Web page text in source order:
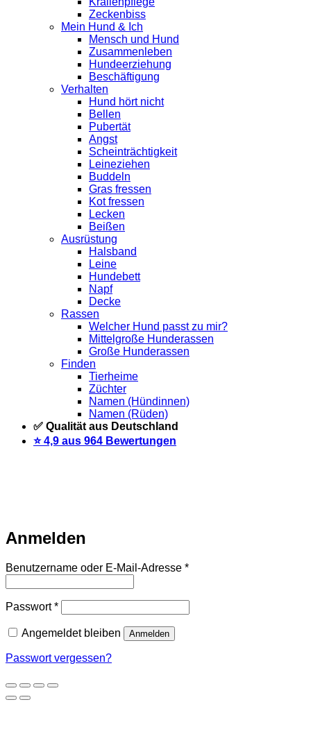
Zeckenbiss
Mein Hund & Ich
Mensch und Hund
Zusammenleben
Hundeerziehung
Beschäftigung
Verhalten
Hund hört nicht
Bellen
Pubertät
Angst
Scheinträchtigkeit
Leineziehen
Buddeln
Gras fressen
Kot fressen
Lecken
Beißen
Ausrüstung
Halsband
Leine
Hundebett
Napf
Decke
Rassen
Welcher Hund passt zu mir?
Mittelgroße Hunderassen
Große Hunderassen
Finden
Tierheime
Züchter
Namen (Hündinnen)
Namen (Rüden)
✅ Qualität aus Deutschland
⭐️ 4,9 aus 964 Bewertungen
Anmelden
Benutzername oder E-Mail-Adresse *Erforderlich
Passwort*Erforderlich
Angemeldet bleiben Anmelden
Passwort vergessen?